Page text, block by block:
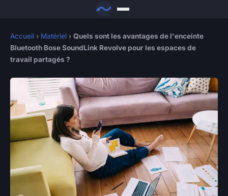
Accueil › Matériel › Quels sont les avantages de l'enceinte
Bluetooth Bose SoundLink Revolve pour les espaces de
travail partagés ?